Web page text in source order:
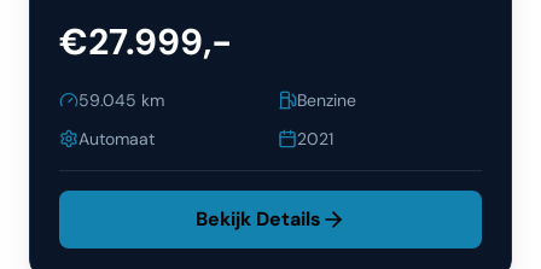
€27.999,-
59.045 km
Benzine
Automaat
2021
Bekijk Details